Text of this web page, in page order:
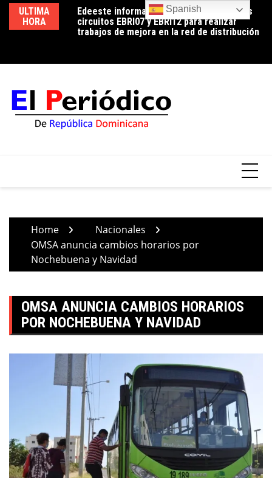
Skip
content
ULTIMA
HORA
primer
compromiso
estética facial
Edeeste informa apertura temporal de los
circuitos EBRI07 y EBRI12 para realizar
trabajos de mejora en la red de distribución
Home
Nacionales
OMSA anuncia cambios horarios por
Nochebuena y Navidad
OMSA ANUNCIA CAMBIOS HORARIOS
POR NOCHEBUENA Y NAVIDAD
Spanish